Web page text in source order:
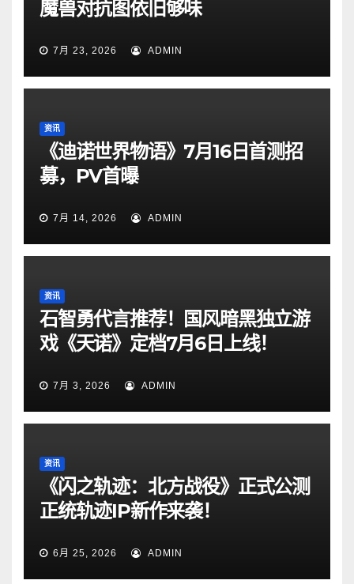
魔兽对抗图依旧够味
7月 23, 2026 ADMIN
资讯
《迪诺世界物语》7月16日首测招
募，PV首曝
7月 14, 2026 ADMIN
资讯
石智勇代言推荐！国风暗黑独立游
戏《天诺》定档7月6日上线！
7月 3, 2026 ADMIN
资讯
《闪之轨迹：北方战役》正式公测
正统轨迹IP新作来袭！
6月 25, 2026 ADMIN